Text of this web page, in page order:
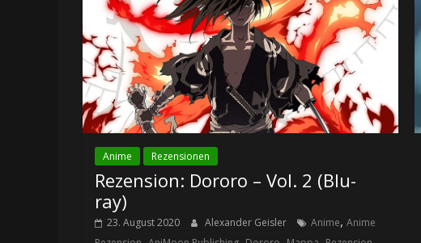
Anime Rezensionen
Rezension: Dororo – Vol. 2 (Blu-
ray)
23. August 2020 Alexander Geisler Anime, Anime